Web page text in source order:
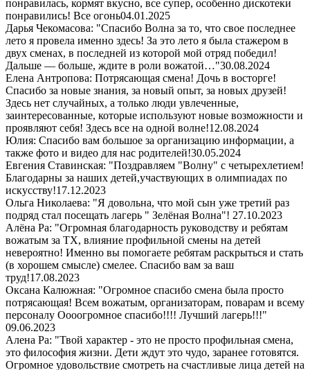
понравилась, кормят вкусно, все супер, особенно дискотеки
понравились! Все огонь04.01.2025
Дарья Чекомасова: "Спасибо Волна за то, что свое последнее
лето я провела именно здесь! За это лето я была стажером в
двух сменах, в последней из которой мой отряд победил!
Дальше — больше, ждите в роли вожатой…"30.08.2024
Елена Антропова: Потрясающая смена! Дочь в восторге!
Спасибо за новые знания, за новый опыт, за новых друзей!
Здесь нет случайных, а только люди увлеченные,
заинтересованные, которые используют новые возможности и
проявляют себя! Здесь все на одной волне!12.08.2024
Юлия: Спасибо вам большое за организацию информации, а
также фото и видео для нас родителей!30.05.2024
Евгения Ставинская: "Поздравляем "Волну" с четырехлетием!
Благодарны за наших детей,участвующих в олимпиадах по
искусству!17.12.2023
Ольга Николаева: "Я довольна, что мой сын уже третий раз
подряд стал посещать лагерь " Зелёная Волна"! 27.10.2023
Алёна Ра: "Огромная благодарность руководству и ребятам
вожатым за ТХ, влияние профильной смены на детей
невероятно! Именно вы помогаете ребятам раскрыться и стать
(в хорошем смысле) смелее. Спасибо вам за ваш
труд!17.08.2023
Оксана Калюжная: "Огромное спасибо смена была просто
потрясающая! Всем вожатым, организаторам, поварам и всему
персоналу Оооогромное спасибо!!!! Лучший лагерь!!!"
09.06.2023
Алена Ра: "Твой характер - это не просто профильная смена,
это философия жизни. Дети ждут это чудо, заранее готовятся.
Огромное удовольствие смотреть на счастливые лица детей на